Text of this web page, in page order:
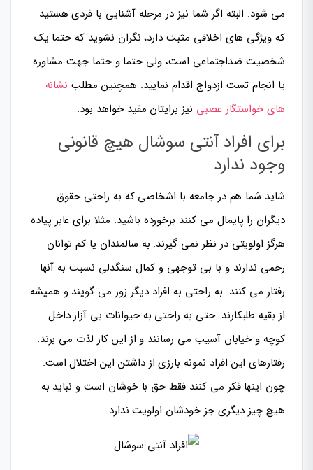
می شود. البته اگر شما نیز در مرحله آشنایی با فردی هستید
که ویژگی های اخلاقی مثبت دارد، نگران نشوید که حتما یک
شخصیت ضداجتماعی است، ولی حتما و حتما جهت مشاوره
یا انجام تست ازدواج اقدام نمایید. همچنین مطلب نشانه
های خواستگار عصبی نیز برایتان مفید خواهد بود.
برای افراد آنتی سوشال هیچ قانونی
وجود ندارد
شاید شما هم در جامعه با اشخاصی که به راحتی حقوق
دیگران را پایمال می کنند برخورده باشید. مثلا برای عابر پیاده
هرگز اولویتی در نظر نمی گیرند. به سالمندان یا کم توانان
رحمی ندارند و با بی توجهی و کمال سنگدلی نسبت به آنها
رفتار می کنند. به راحتی به افراد دیگر زور می گویند و همیشه
از بقیه طلبکارند. حتی به راحتی به حیوانات بی آزار داخل
کوچه و خیابان آسیب می رسانند و از این کار لذت می برند.
رفتارهای این افراد نمونه بارزی از داشتن این اختلال است.
چون اینها فکر می کنند فقط حق با خوشان است و نباید به
هیچ چیز دیگری جز خودشان اولویت ندارد.